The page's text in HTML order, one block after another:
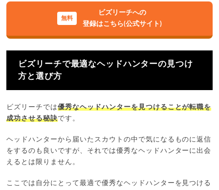
ビズリーチへの
登録はこちら(公式サイト)
ビズリーチで最適なヘッドハンターの見つけ
方と選び方
ビズリーチでは優秀なヘッドハンターを見つけることが転職を
成功させる秘訣です。
ヘッドハンターから届いたスカウトの中で気になるものに返信
をするのも良いですが、それでは優秀なヘッドハンターに出会
えるとは限りません。
ここでは自分にとって最適で優秀なヘッドハンターを見つける